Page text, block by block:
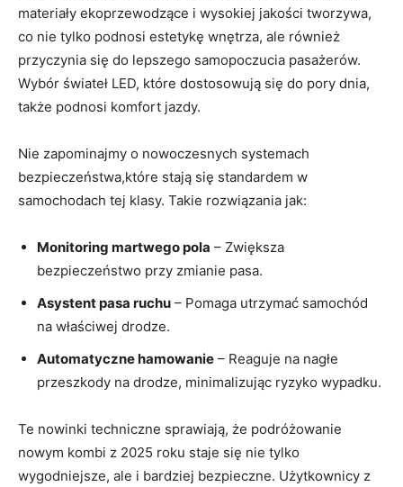
materiały ekoprzewodzące i wysokiej jakości tworzywa,
co nie tylko podnosi estetykę wnętrza, ⁤ale również
przyczynia się do lepszego samopoczucia⁢ pasażerów.
Wybór świateł LED, które dostosowują się do pory dnia,
także podnosi komfort jazdy.
Nie zapominajmy o⁤ nowoczesnych systemach
bezpieczeństwa,które stają się standardem w
samochodach⁣ tej klasy. ‌Takie ‌rozwiązania jak:
Monitoring martwego pola – Zwiększa
bezpieczeństwo‌ przy zmianie pasa.
Asystent⁣ pasa ruchu – Pomaga utrzymać samochód
na właściwej drodze.
Automatyczne hamowanie – Reaguje na ⁤nagłe
przeszkody na drodze, minimalizując ryzyko⁤ wypadku.
Te nowinki techniczne sprawiają, że podróżowanie
nowym kombi z 2025 ‍roku staje się nie tylko⁢
wygodniejsze, ale i bardziej bezpieczne. Użytkownicy z